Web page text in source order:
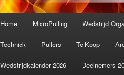
Home MicroPulling Wedstrijd
Techniek Pullers Te Koop
Wedstrijdkalender 2026 Deelnemers